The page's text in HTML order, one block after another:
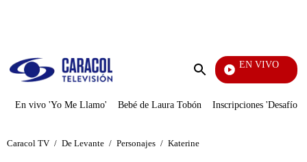
Enviar
EN VIVO
Rafael Orozco
En vivo 'Yo Me Llamo' Bebé de Laura Tobón Inscripciones 'Desafío'
Caracol TV / De Levante / Personajes / Katerine